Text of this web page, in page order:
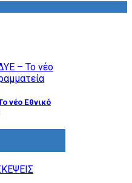
νέο Εθνικό